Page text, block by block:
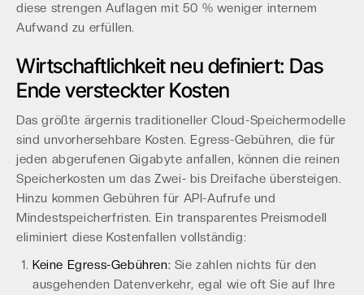
diese strengen Auflagen mit 50 % weniger internem
Aufwand zu erfüllen.
Wirtschaftlichkeit neu definiert: Das
Ende versteckter Kosten
Das größte ärgernis traditioneller Cloud-Speichermodelle
sind unvorhersehbare Kosten. Egress-Gebühren, die für
jeden abgerufenen Gigabyte anfallen, können die reinen
Speicherkosten um das Zwei- bis Dreifache übersteigen.
Hinzu kommen Gebühren für API-Aufrufe und
Mindestspeicherfristen. Ein transparentes Preismodell
eliminiert diese Kostenfallen vollständig:
Keine Egress-Gebühren: Sie zahlen nichts für den
ausgehenden Datenverkehr, egal wie oft Sie auf Ihre